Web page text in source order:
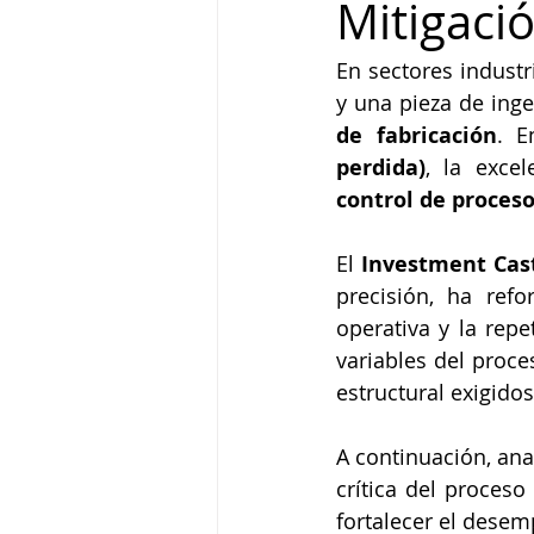
En sectores
y una pieza de
de fabricación.
perdida)
control de
El Investment
precisión, ha
operativa y la
variables del
estructural
A continuación,
crítica del proceso
fortalecer el